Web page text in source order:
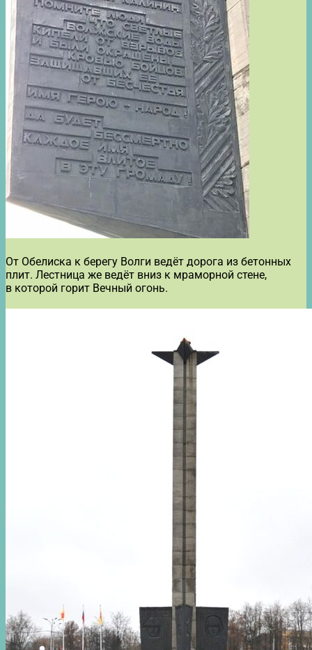
От Обелиска к берегу Волги ведёт дорога из бетонных
плит. Лестница же ведёт вниз к мраморной стене,
в которой горит Вечный огонь.